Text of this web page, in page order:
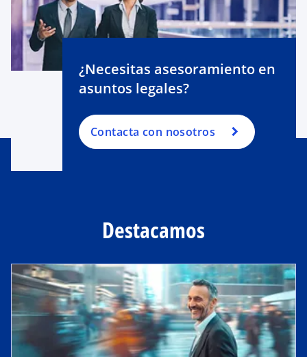
¿Necesitas asesoramiento en
asuntos legales?
Contacta con nosotros
Destacamos